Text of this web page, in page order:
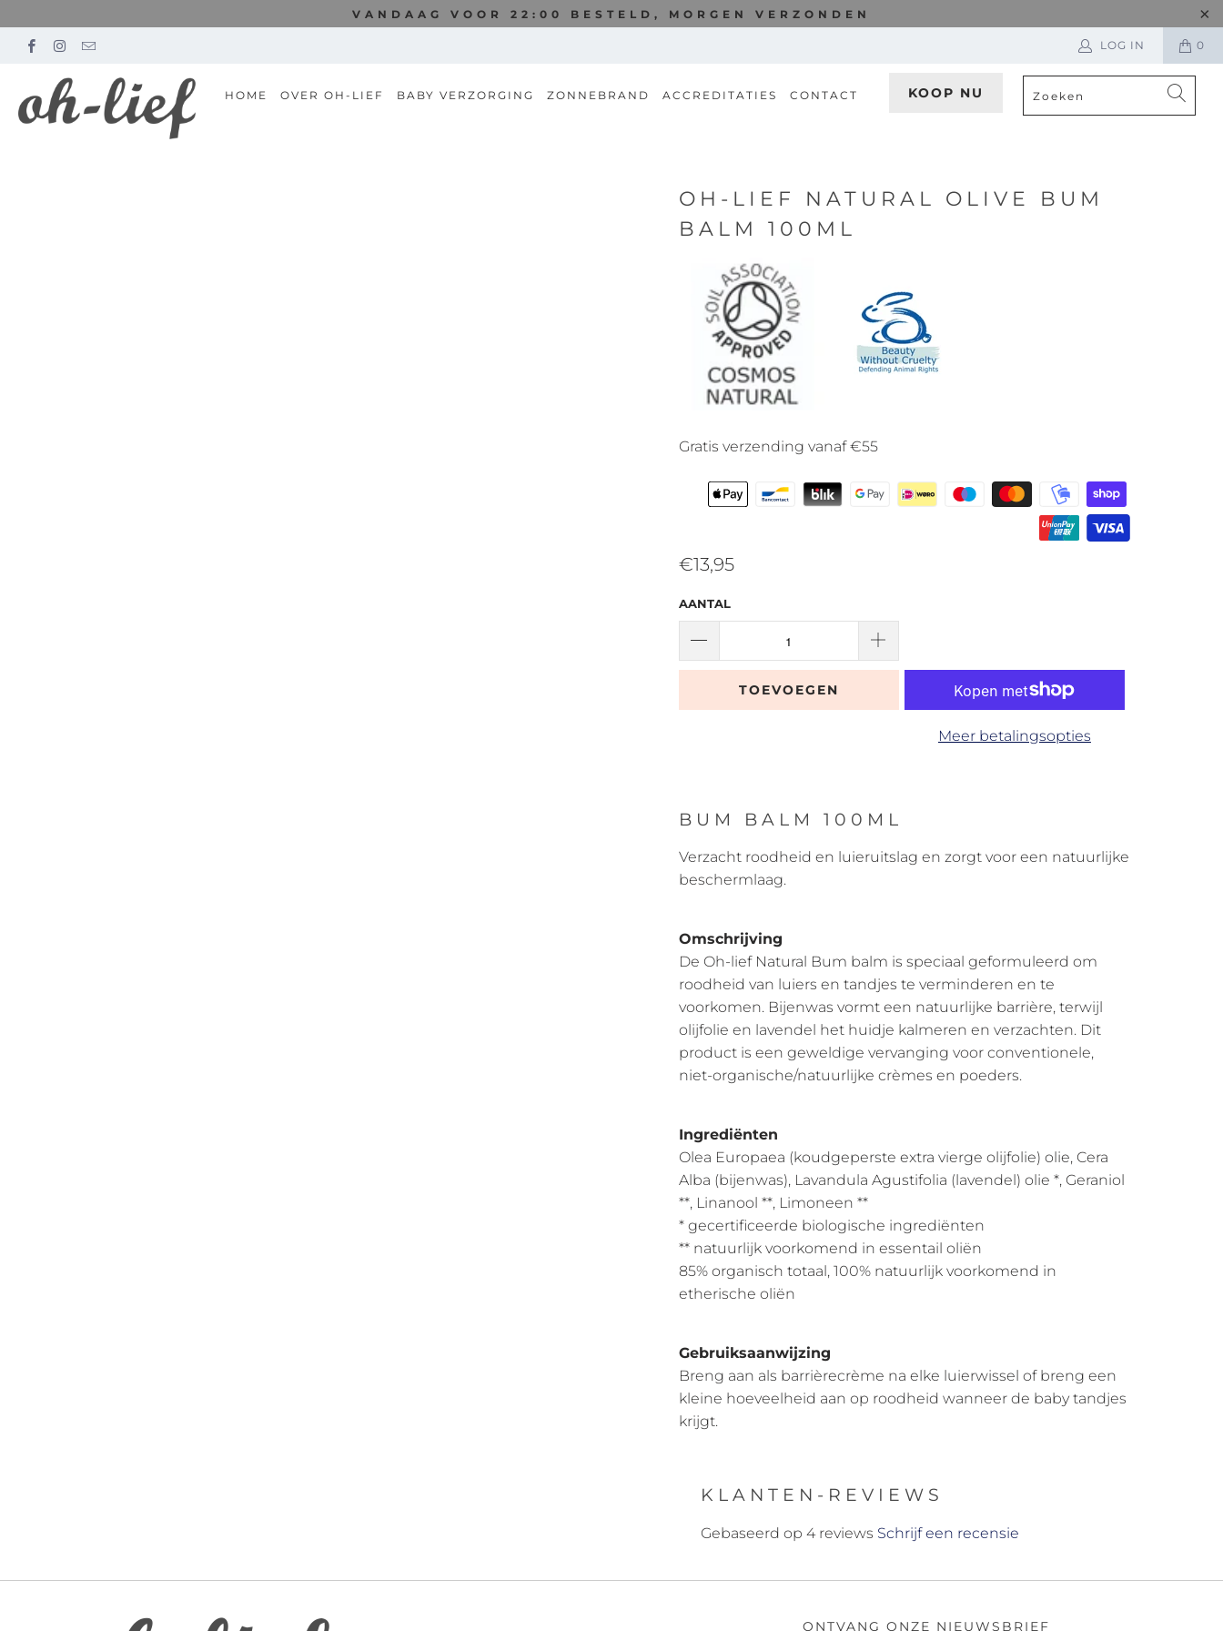
VANDAAG VOOR 22:00 BESTELD, MORGEN VERZONDEN
0
LOG IN
HOME OVER OH-LIEF BABY VERZORGING ZONNEBRAND ACCREDITATIES CONTACT KOOP NU
OH-LIEF NATURAL OLIVE BUM
BALM 100ML
Gratis verzending vanaf €55
€13,95
AANTAL
TOEVOEGEN
Meer betalingsopties
BUM BALM 100ML
Verzacht roodheid en luieruitslag en zorgt voor een natuurlijke
beschermlaag.
Omschrijving
De Oh-lief Natural Bum balm is speciaal geformuleerd om
roodheid van luiers en tandjes te verminderen en te
voorkomen. Bijenwas vormt een natuurlijke barrière, terwijl
olijfolie en lavendel het huidje kalmeren en verzachten. Dit
product is een geweldige vervanging voor conventionele,
niet-organische/natuurlijke crèmes en poeders.
Ingrediënten
Olea Europaea (koudgeperste extra vierge olijfolie) olie, Cera
Alba (bijenwas), Lavandula Agustifolia (lavendel) olie *, Geraniol
**, Linanool **, Limoneen **
* gecertificeerde biologische ingrediënten
** natuurlijk voorkomend in essentail oliën
85% organisch totaal, 100% natuurlijk voorkomend in
etherische oliën
Gebruiksaanwijzing
Breng aan als barrièrecrème na elke luierwissel of breng een
kleine hoeveelheid aan op roodheid wanneer de baby tandjes
krijgt.
KLANTEN-REVIEWS
Gebaseerd op 4 reviews Schrijf een recensie
ONTVANG ONZE NIEUWSBRIEF